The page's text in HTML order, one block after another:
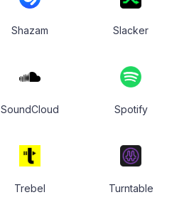
Shazam Slacker
SoundCloud Spotify
Trebel Turntable